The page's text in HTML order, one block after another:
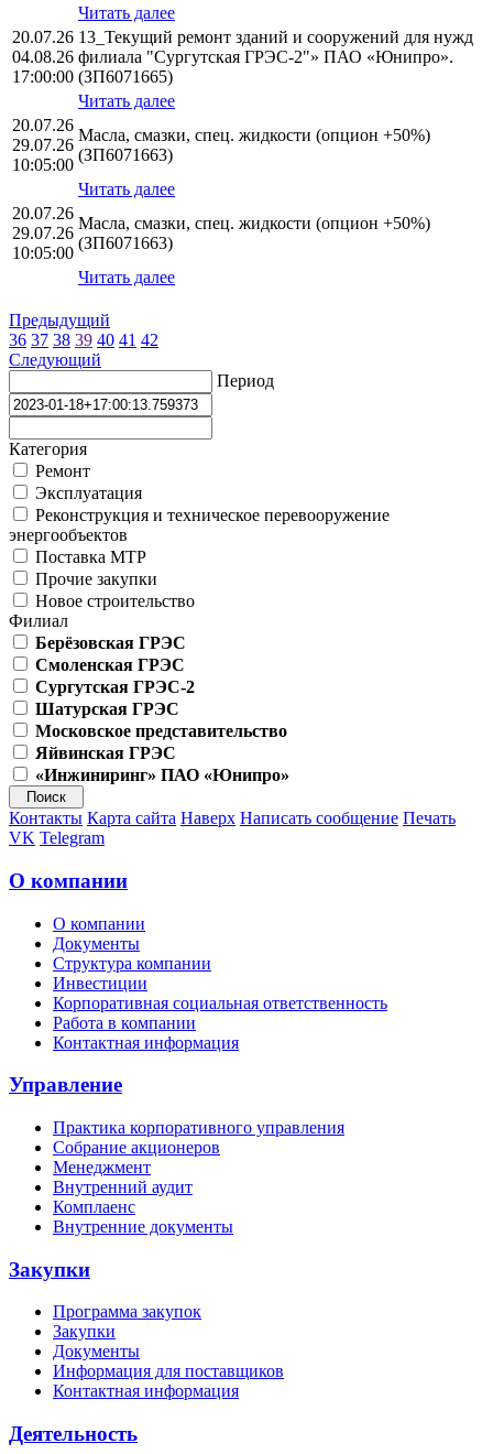
Читать далее
20.07.26
04.08.26
17:00:00
13_Текущий ремонт зданий и сооружений для нужд
филиала "Сургутская ГРЭС-2"» ПАО «Юнипро».
(ЗП6071665)
Читать далее
20.07.26
29.07.26
10:05:00
Масла, смазки, спец. жидкости (опцион +50%)
(ЗП6071663)
Читать далее
20.07.26
29.07.26
10:05:00
Масла, смазки, спец. жидкости (опцион +50%)
(ЗП6071663)
Читать далее
Предыдущий
36 37 38 39 40 41 42
Следующий
Период
Категория
Ремонт
Эксплуатация
Реконструкция и техническое перевооружение
энергообъектов
Поставка МТР
Прочие закупки
Новое строительство
Филиал
Берёзовская ГРЭС
Смоленская ГРЭС
Сургутская ГРЭС-2
Шатурская ГРЭС
Московское представительство
Яйвинская ГРЭС
«Инжиниринг» ПАО «Юнипро»
Контакты Карта сайта Наверх Написать сообщение Печать
VK Telegram
О компании
О компании
Документы
Структура компании
Инвестиции
Корпоративная социальная ответственность
Работа в компании
Контактная информация
Управление
Практика корпоративного управления
Собрание акционеров
Менеджмент
Внутренний аудит
Комплаенс
Внутренние документы
Закупки
Программа закупок
Закупки
Документы
Информация для поставщиков
Контактная информация
Деятельность